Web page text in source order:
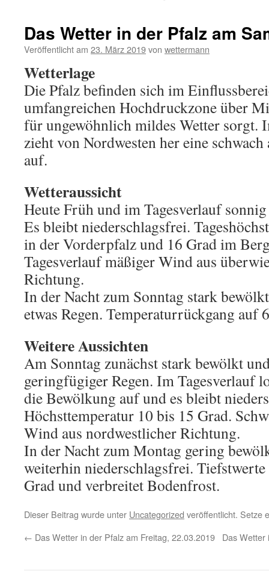
Das Wetter in der Pfalz am
Veröffentlicht am 23. März 2019von wettermann
Wetterlage
Die Pfalz befinden sich im
umfangreichen Hochdruckzone über
für ungewöhnlich mildes Wetter sorgt.
zieht von Nordwesten her eine
auf.
Wetteraussicht
Heute Früh und im Tagesverlauf
Es bleibt niederschlagsfrei.
in der Vorderpfalz und 16 Grad im
Tagesverlauf mäßiger Wind aus
Richtung.
In der Nacht zum Sonntag stark
etwas Regen. Temperaturrückgang auf
Weitere Aussichten
Am Sonntag zunächst stark bewölkt
geringfügiger Regen. Im Tagesverlauf
die Bewölkung auf und es bleibt
Höchsttemperatur 10 bis 15 Grad.
Wind aus nordwestlicher Richtung.
In der Nacht zum Montag gering
weiterhin niederschlagsfrei.
Grad und verbreitet Bodenfrost.
Dieser Beitrag wurde unter Uncategorized veröffentlicht. Setze
← Das Wetter in der Pfalz am Freitag, 22.03.2019 Das Wetter